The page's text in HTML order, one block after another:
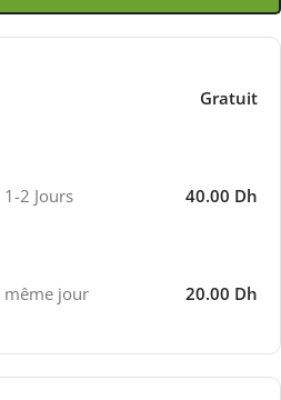
Gratuit
1-2 Jours 40.00 Dh
même jour 20.00 Dh